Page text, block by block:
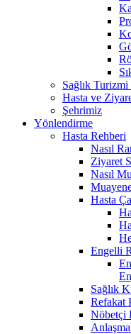
Sağlık
Hasta ve
Şehrimiz
Yönlendirme
Hasta Rehberi
Nasıl
Ziyaret
Nasıl
Hasta
Engelli
Sağlık
Refakat
Nöbetçi